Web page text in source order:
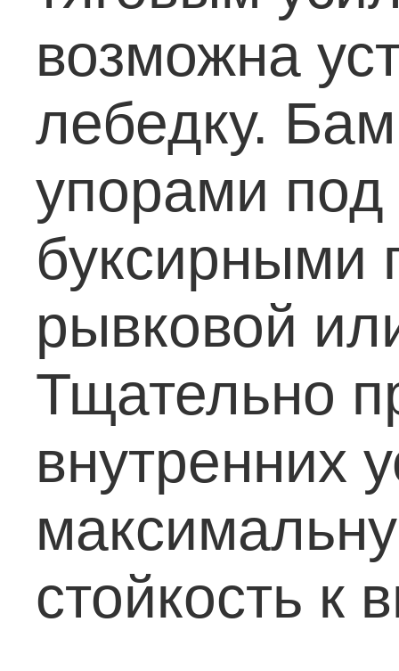
возможна
лебедку.
упорами
буксирными
рывковой
Тщательно
внутренних
стойкость к